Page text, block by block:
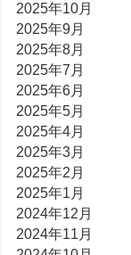
2025年10月
2025年9月
2025年8月
2025年7月
2025年6月
2025年5月
2025年4月
2025年3月
2025年2月
2025年1月
2024年12月
2024年11月